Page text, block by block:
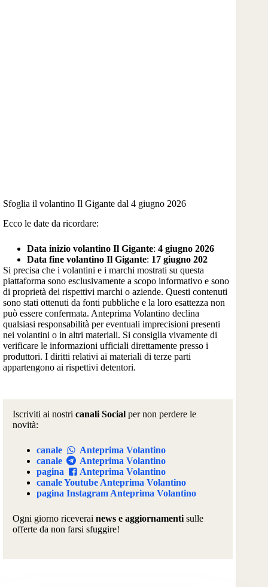
Sfoglia il volantino Il Gigante dal 4 giugno 2026
Ecco le date da ricordare:
Data inizio volantino Il Gigante: 4 giugno 2026
Data fine volantino Il Gigante: 17 giugno 202
Si precisa che i volantini e i marchi mostrati su questa
piattaforma sono esclusivamente a scopo informativo e sono
di proprietà dei rispettivi marchi o aziende. Questi contenuti
sono stati ottenuti da fonti pubbliche e la loro esattezza non
può essere confermata. Anteprima Volantino declina
qualsiasi responsabilità per eventuali imprecisioni presenti
nei volantini o in altri materiali. Si consiglia vivamente di
verificare le informazioni ufficiali direttamente presso i
produttori. I diritti relativi ai materiali di terze parti
appartengono ai rispettivi detentori.
Iscriviti ai nostri canali Social per non perdere le
novità:
canale
Anteprima Volantino
canale
Anteprima Volantino
pagina
Anteprima Volantino
canale Youtube Anteprima Volantino
pagina Instagram Anteprima Volantino
Ogni giorno riceverai news e aggiornamenti sulle
offerte da non farsi sfuggire!